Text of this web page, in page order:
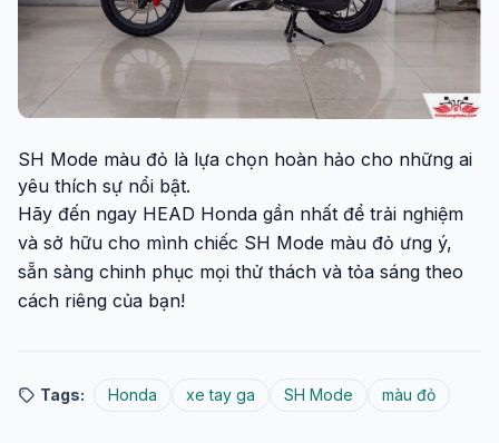
SH Mode màu đỏ là lựa chọn hoàn hảo cho những ai
yêu thích sự nổi bật.
Hãy đến ngay HEAD Honda gần nhất để trải nghiệm
và sở hữu cho mình chiếc SH Mode màu đỏ ưng ý,
sẵn sàng chinh phục mọi thử thách và tỏa sáng theo
cách riêng của bạn!
Tags: Honda xe tay ga SH Mode màu đỏ